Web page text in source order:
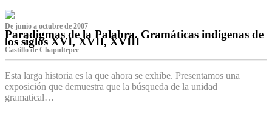
De junio a octubre de 2007
Paradigmas de la Palabra. Gramáticas indígenas de
los siglos XVI, XVII, XVIII
Castillo de Chapultepec
Esta larga historia es la que ahora se exhibe. Presentamos una
exposición que demuestra que la búsqueda de la unidad
gramatical…